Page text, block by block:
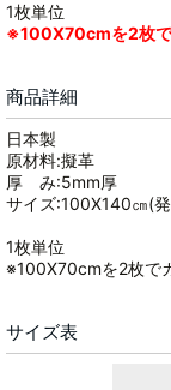
1枚単位
※100X70cmを2枚で
商品詳細
日本製
原材料:擬革
厚 み:5mm厚
サイズ:100X140㎝(
1枚単位
※100X70cmを2枚で
サイズ表